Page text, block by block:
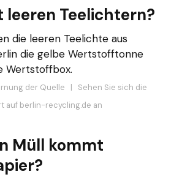
leeren Teelichtern?
die leeren Teelichte aus
die gelbe Wertstofftonne
Wertstoffbox.
der Quelle | Sehen Sie sich die
auf berlin-recycling.de an
Müll kommt